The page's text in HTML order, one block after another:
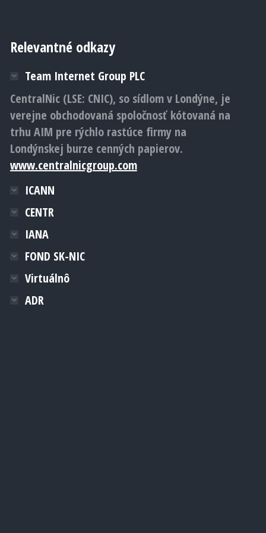
Relevantné odkazy
Team Internet Group PLC
CentralNic (LSE: CNIC), so sídlom v Londýne, je
verejne obchodovaná spoločnosť kótovaná na
trhu AIM pre rýchlo rastúce firmy na
Londýnskej burze cenných papierov.
www.centralnicgroup.com
ICANN
CENTR
IANA
FOND SK-NIC
Virtuálnô
ADR